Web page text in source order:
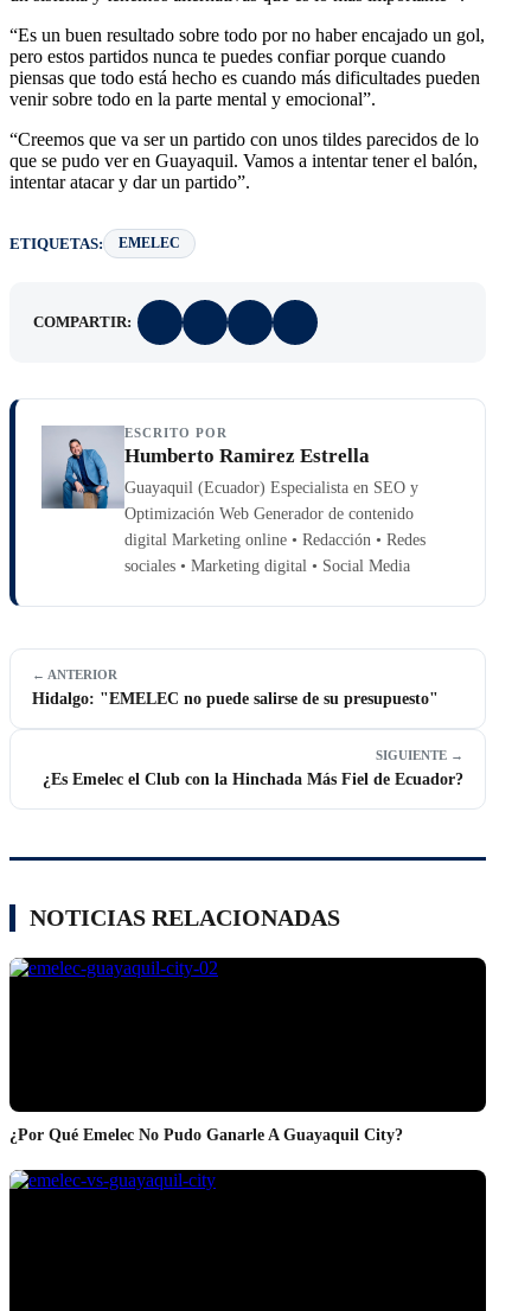
“Es un buen resultado sobre todo por no haber encajado un gol,
pero estos partidos nunca te puedes confiar porque cuando
piensas que todo está hecho es cuando más dificultades pueden
venir sobre todo en la parte mental y emocional”.
“Creemos que va ser un partido con unos tildes parecidos de lo
que se pudo ver en Guayaquil. Vamos a intentar tener el balón,
intentar atacar y dar un partido”.
ETIQUETAS: EMELEC
COMPARTIR:
ESCRITO POR
Humberto Ramirez Estrella
Guayaquil (Ecuador) Especialista en SEO y
Optimización Web Generador de contenido
digital Marketing online • Redacción • Redes
sociales • Marketing digital • Social Media
← ANTERIOR
Hidalgo: "EMELEC no puede salirse de su presupuesto"
SIGUIENTE →
¿Es Emelec el Club con la Hinchada Más Fiel de Ecuador?
NOTICIAS RELACIONADAS
¿Por Qué Emelec No Pudo Ganarle A Guayaquil City?